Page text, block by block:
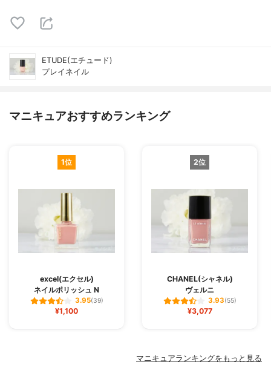
ETUDE(エチュード)
プレイネイル
マニキュアおすすめランキング
1位
excel(エクセル)
ネイルポリッシュ N
3.95(39)
¥1,100
2位
CHANEL(シャネル)
ヴェルニ
3.93(55)
¥3,077
マニキュアランキングをもっと見る